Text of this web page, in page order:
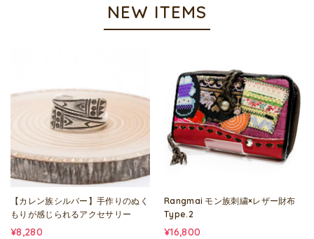
NEW ITEMS
【カレン族シルバー】手作りのぬく
もりが感じられるアクセサリー
¥8,280
Rangmai モン族刺繍×レザー財布
Type.2
¥16,800